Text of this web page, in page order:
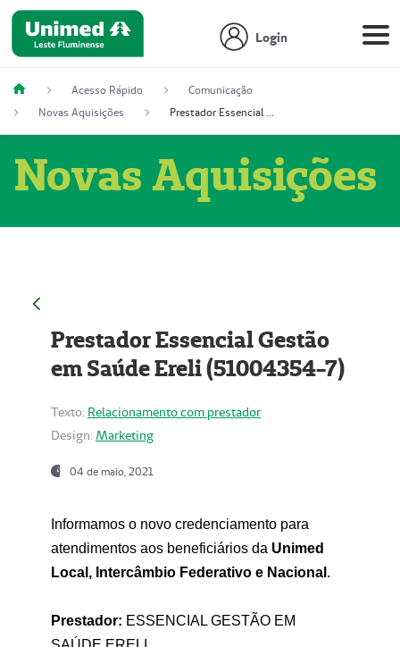
Login
Acesso Rápido
Comunicação
Novas Aquisições
Prestador Essencial Gestão em Saúde Ereli (51004354-7)
Novas Aquisições
Prestador Essencial Gestão
em Saúde Ereli (51004354-7)
Texto: Relacionamento com prestador
Design: Marketing
04 de maio, 2021
Informamos o novo credenciamento para
atendimentos aos beneficiários da Unimed
Local, Intercâmbio Federativo e Nacional .
Prestador: ESSENCIAL GESTÃO EM